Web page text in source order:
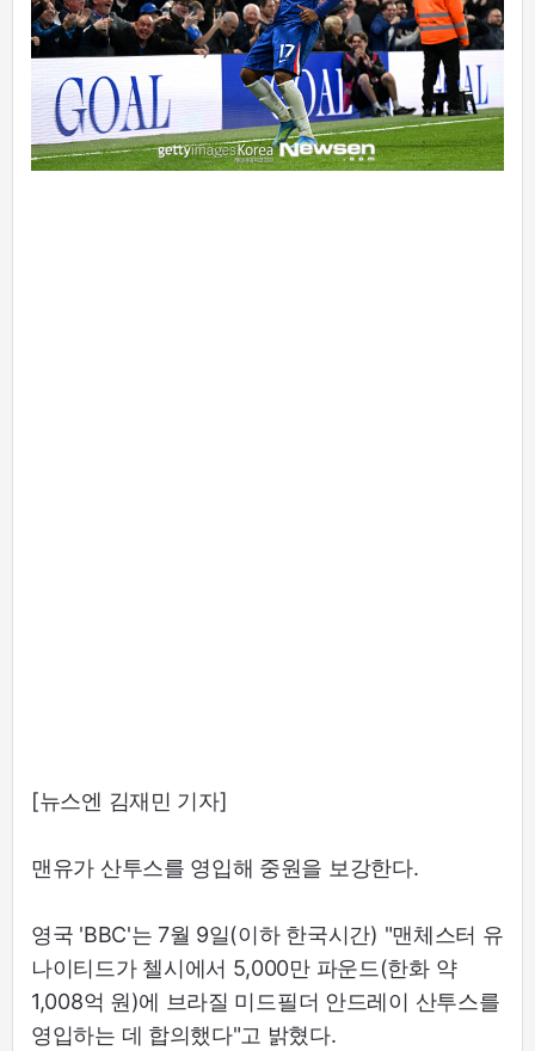
[뉴스엔 김재민 기자]
맨유가 산투스를 영입해 중원을 보강한다.
영국 'BBC'는 7월 9일(이하 한국시간) "맨체스터 유
나이티드가 첼시에서 5,000만 파운드(한화 약
1,008억 원)에 브라질 미드필더 안드레이 산투스를
영입하는 데 합의했다"고 밝혔다.